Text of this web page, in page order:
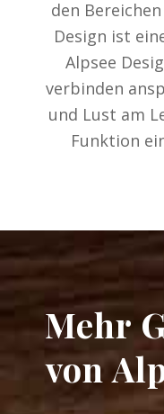
den
Design ist
Alpsee
verbinden
und Lust am
Funktion
Mehr
von